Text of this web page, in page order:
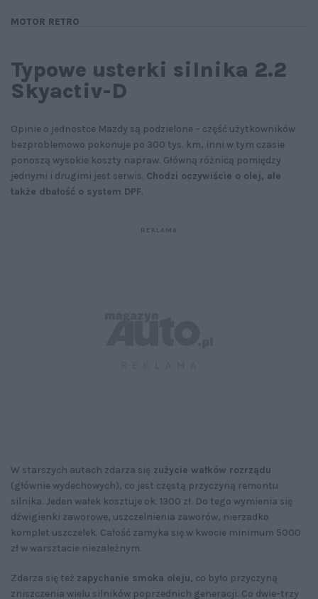
MOTOR RETRO
Typowe usterki silnika 2.2
Skyactiv-D
Opinie o jednostce Mazdy są podzielone – część użytkowników
bezproblemowo pokonuje po 300 tys. km, inni w tym czasie
ponoszą wysokie koszty napraw. Główną różnicą pomiędzy
jednymi i drugimi jest serwis. Chodzi oczywiście o olej, ale
także dbałość o system DPF.
W starszych autach zdarza się zużycie wałków rozrządu
(głównie wydechowych), co jest częstą przyczyną remontu
silnika. Jeden wałek kosztuje ok. 1300 zł. Do tego wymienia się
dźwigienki zaworowe, uszczelnienia zaworów, nierzadko
komplet uszczelek. Całość zamyka się w kwocie minimum 5000
zł w warsztacie niezależnym.
Zdarza się też zapychanie smoka oleju, co było przyczyną
zniszczenia wielu silników poprzednich generacji. Co dwie-trzy